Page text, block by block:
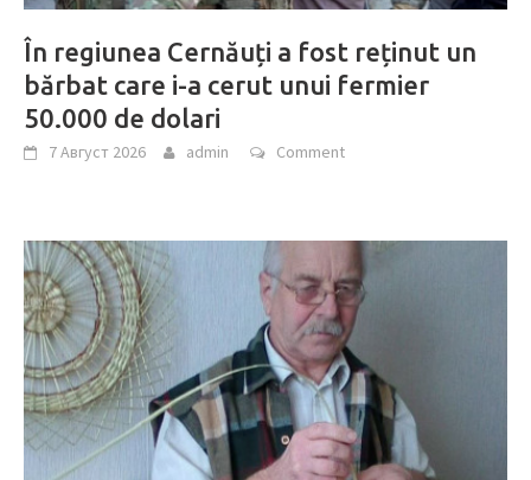
În regiunea Cernăuți a fost reținut un
bărbat care i-a cerut unui fermier
50.000 de dolari
7 Август 2026 admin Comment